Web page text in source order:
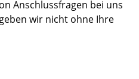
Anschlussfragen bei uns
wir nicht ohne Ihre